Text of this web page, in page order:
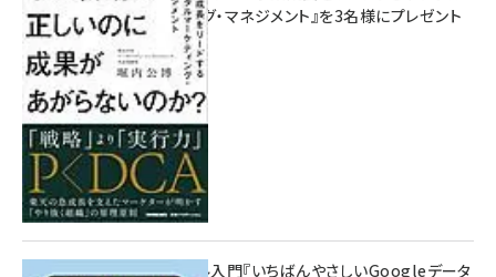
マーケティング・マネジメント』を3名様にプレゼント
10:00
無料BIツール入門『いちばんやさしいGoogleデータ